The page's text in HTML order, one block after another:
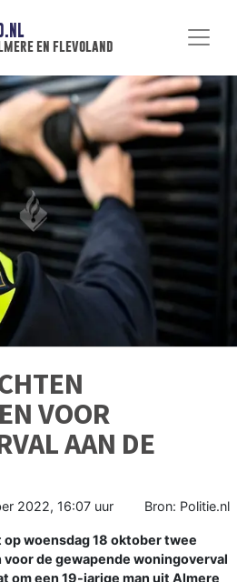
en flevoland
VOOR
AAN DE
2022, 16:07 uur Bron: Politie.nl
op woensdag 18 oktober twee
de gewapende woningoverval
om een 19-jarige man uit Almere